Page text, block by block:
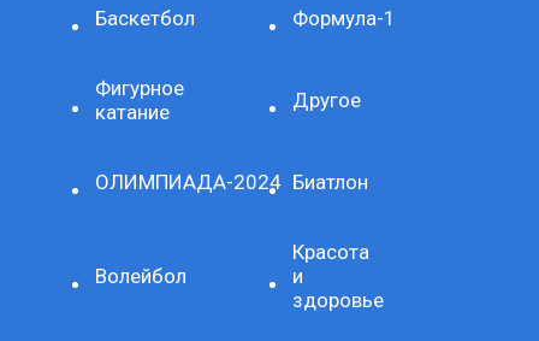
Баскетбол Формула-1
Фигурное
катание
Другое
ОЛИМПИАДА-2024 Биатлон
Волейбол
Красота
и
здоровье